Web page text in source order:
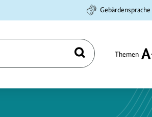
Gebärdensprache
Suchen Themen
A